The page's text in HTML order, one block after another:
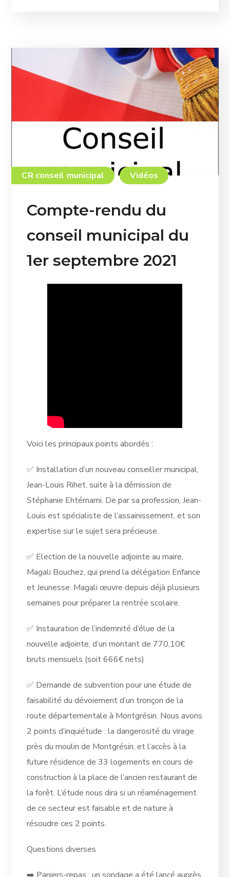
CR conseil municipal Vidéos
Compte-rendu du
conseil municipal du
1er septembre 2021
Voici les principaux points abordés :
✅ Installation d’un nouveau conseiller municipal,
Jean-Louis Rihet, suite à la démission de
Stéphanie Ehtémami. De par sa profession, Jean-
Louis est spécialiste de l’assainissement, et son
expertise sur le sujet sera précieuse.
✅ Election de la nouvelle adjointe au maire,
Magali Bouchez, qui prend la délégation Enfance
et Jeunesse. Magali œuvre depuis déjà plusieurs
semaines pour préparer la rentrée scolaire.
✅ Instauration de l’indemnité d’élue de la
nouvelle adjointe, d’un montant de 770,10€
bruts mensuels (soit 666€ nets)
✅ Demande de subvention pour une étude de
faisabilité du dévoiement d’un tronçon de la
route départementale à Montgrésin. Nous avons
2 points d’inquiétude : la dangerosité du virage
près du moulin de Montgrésin, et l’accès à la
future résidence de 33 logements en cours de
construction à la place de l’ancien restaurant de
la forêt. L’étude nous dira si un réaménagement
de ce secteur est faisable et de nature à
résoudre ces 2 points.
Questions diverses